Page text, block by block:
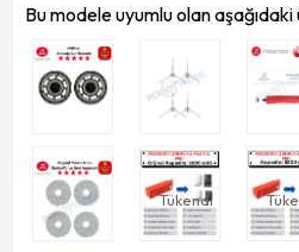
Bu modele uyumlu olan
Tükendi